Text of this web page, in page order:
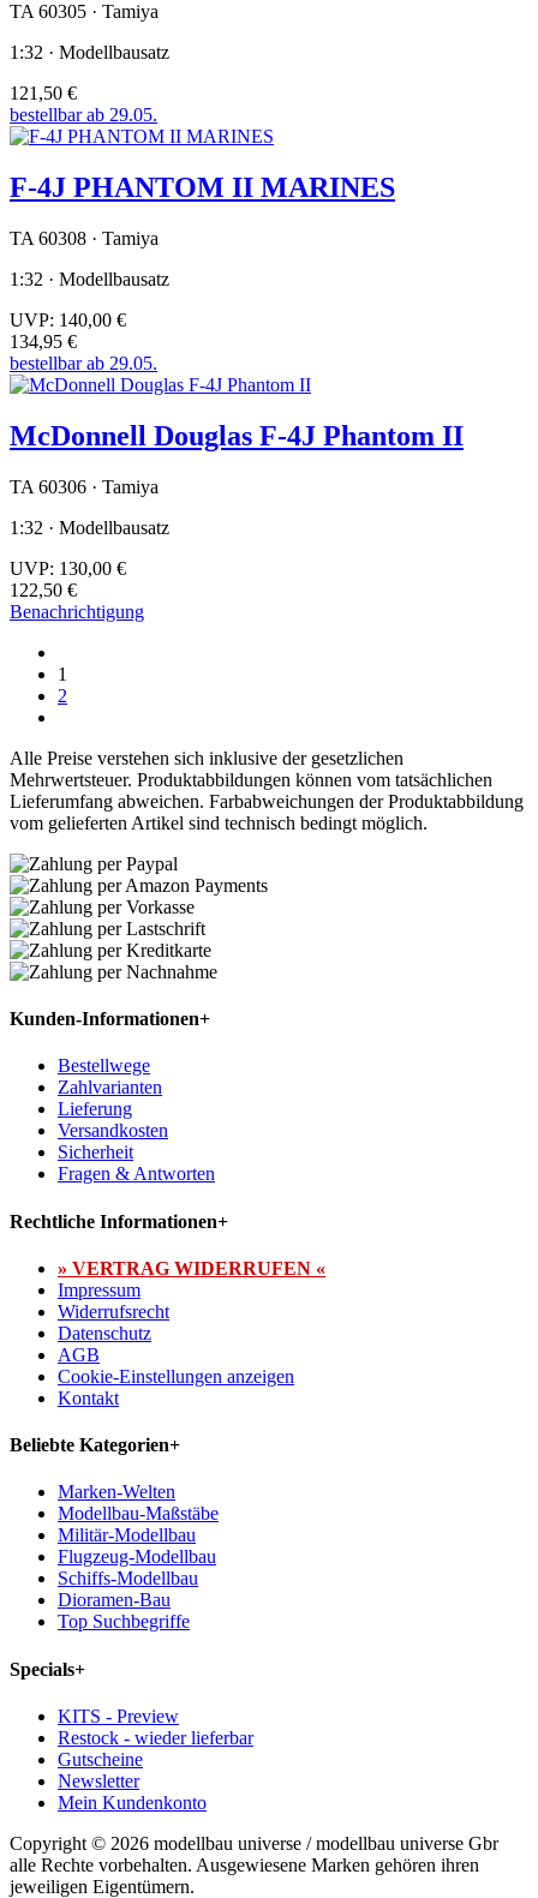
TA 60305 · Tamiya
1:32 · Modellbausatz
121,50 €
bestellbar ab 29.05.
F-4J PHANTOM II MARINES
TA 60308 · Tamiya
1:32 · Modellbausatz
UVP: 140,00 €
134,95 €
bestellbar ab 29.05.
McDonnell Douglas F-4J Phantom II
TA 60306 · Tamiya
1:32 · Modellbausatz
UVP: 130,00 €
122,50 €
Benachrichtigung
1
2
Alle Preise verstehen sich inklusive der gesetzlichen
Mehrwertsteuer. Produktabbildungen können vom tatsächlichen
Lieferumfang abweichen. Farbabweichungen der Produktabbildung
vom gelieferten Artikel sind technisch bedingt möglich.
Kunden-Informationen+
Bestellwege
Zahlvarianten
Lieferung
Versandkosten
Sicherheit
Fragen & Antworten
Rechtliche Informationen+
» VERTRAG WIDERRUFEN «
Impressum
Widerrufsrecht
Datenschutz
AGB
Cookie-Einstellungen anzeigen
Kontakt
Beliebte Kategorien+
Marken-Welten
Modellbau-Maßstäbe
Militär-Modellbau
Flugzeug-Modellbau
Schiffs-Modellbau
Dioramen-Bau
Top Suchbegriffe
Specials+
KITS - Preview
Restock - wieder lieferbar
Gutscheine
Newsletter
Mein Kundenkonto
Copyright © 2026 modellbau universe / modellbau universe Gbr
alle Rechte vorbehalten. Ausgewiesene Marken gehören ihren
jeweiligen Eigentümern.